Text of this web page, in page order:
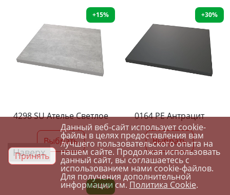
+15%
4298 SU Ателье Светлое
Выбрать
+30%
0164 PE Антрацит
Выбрать
+10%
Наверх
Принять
Данный веб-сайт использует cookie-
файлы в целях предоставления вам
лучшего пользовательского опыта на
нашем сайте. Продолжая использовать
данный сайт, вы соглашаетесь с
использованием нами cookie-файлов.
Для получения дополнительной
информации см.Политика Cookie.